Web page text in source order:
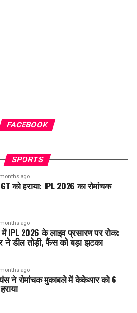
FACEBOOK
SPORTS
ago
को हराया: IPL 2026 का रोमांचक
ago
में IPL 2026 के लाइव प्रसारण पर रोक:
ने डील तोड़ी, फैंस को बड़ा झटका
ago
ने रोमांचक मुकाबले में केकेआर को 6